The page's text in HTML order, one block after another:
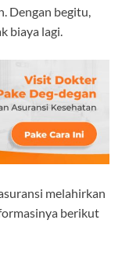
Dengan begitu,
biaya lagi.
melahirkan
berikut